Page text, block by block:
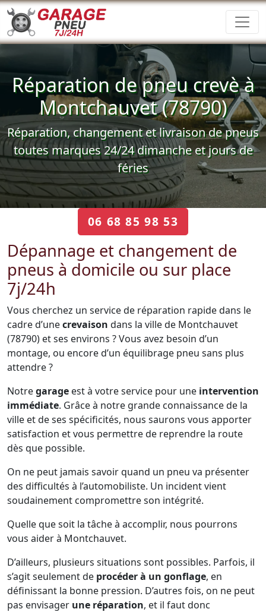
Réparation de pneu crevè à
Montchauvet (78790)
Réparation, changement et livraison de pneus
toutes marques 24/24 dimanche et jours de
féries
06 68 85 98 53
Dépannage et changement de
pneus à domicile ou sur place
7j/24h
Vous cherchez un service de réparation rapide dans le
cadre d’unecrevaison dans la ville de Montchauvet
(78790) et ses environs ? Vous avez besoin d’un
montage, ou encore d’un équilibrage pneu sans plus
attendre ?
Notregarage est à votre service pour une intervention
immédiate. Grâce à notre grande connaissance de la
ville et de ses spécificités, nous saurons vous apporter
satisfaction et vous permettre de reprendre la route
dès que possible.
On ne peut jamais savoir quand un pneu va présenter
des difficultés à l’automobiliste. Un incident vient
soudainement compromettre son intégrité.
Quelle que soit la tâche à accomplir, nous pourrons
vous aider à Montchauvet.
D’ailleurs, plusieurs situations sont possibles. Parfois, il
s’agit seulement de procéder à un gonflage, en
définissant la bonne pression. D’autres fois, on ne peut
pas envisager une réparation, et il faut donc